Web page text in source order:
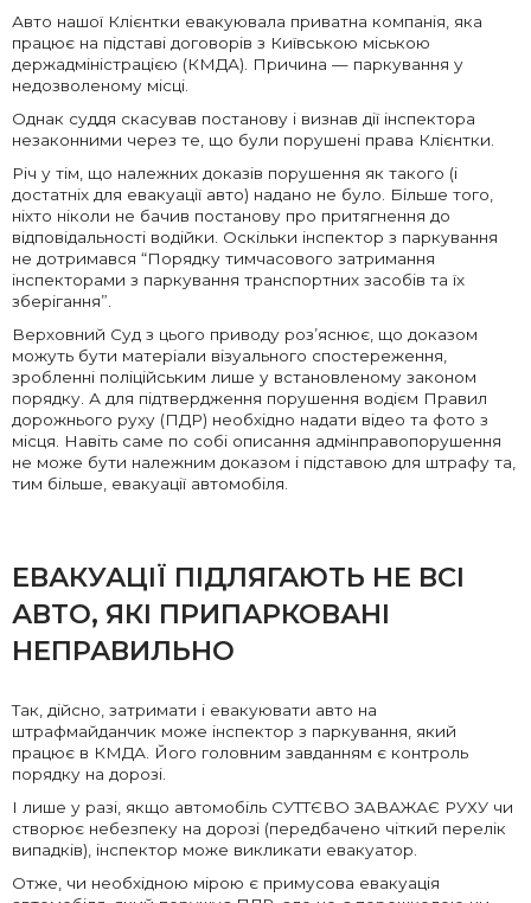
Авто нашої Клієнтки евакуювала приватна компанія, яка
працює на підставі договорів з Київською міською
держадміністрацією (КМДА). Причина — паркування у
недозволеному місці.
Однак суддя скасував постанову і визнав дії інспектора
незаконними через те, що були порушені права Клієнтки.
Річ у тім, що належних доказів порушення як такого (і
достатніх для евакуації авто) надано не було. Більше того,
ніхто ніколи не бачив постанову про притягнення до
відповідальності водійки. Оскільки інспектор з паркування
не дотримався “Порядку тимчасового затримання
інспекторами з паркування транспортних засобів та їх
зберігання”.
Верховний Суд з цього приводу роз’яснює, що доказом
можуть бути матеріали візуального спостереження,
зробленні поліційським лише у встановленому законом
порядку. А для підтвердження порушення водієм Правил
дорожнього руху (ПДР) необхідно надати відео та фото з
місця. Навіть саме по собі описання адмінправопорушення
не може бути належним доказом і підставою для штрафу та,
тим більше, евакуації автомобіля.
ЕВАКУАЦІЇ ПІДЛЯГАЮТЬ НЕ ВСІ
АВТО, ЯКІ ПРИПАРКОВАНІ
НЕПРАВИЛЬНО
Так, дійсно, затримати і евакуювати авто на
штрафмайданчик може інспектор з паркування, який
працює в КМДА. Його головним завданням є контроль
порядку на дорозі.
І лише у разі, якщо автомобіль СУТТЄВО ЗАВАЖАЄ РУХУ чи
створює небезпеку на дорозі (передбачено чіткий перелік
випадків), інспектор може викликати евакуатор.
Отже, чи необхідною мірою є примусова евакуація